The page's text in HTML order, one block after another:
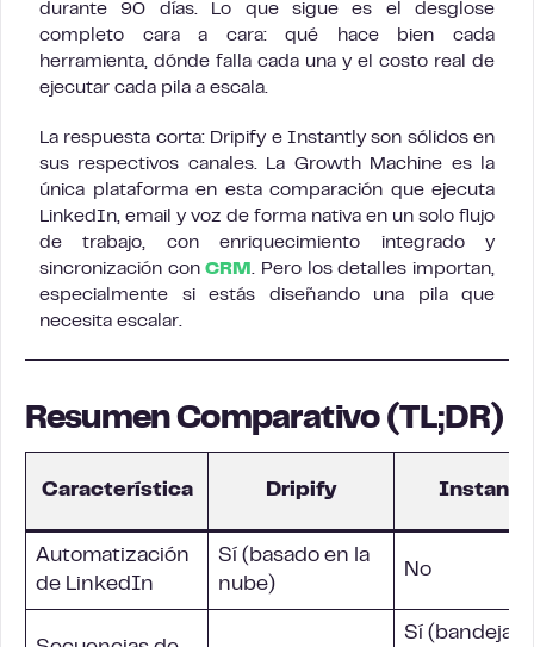
durante 90 días. Lo que sigue es el desglose
completo cara a cara: qué hace bien cada
herramienta, dónde falla cada una y el costo real de
ejecutar cada pila a escala.
La respuesta corta: Dripify e Instantly son sólidos en
sus respectivos canales. La Growth Machine es la
única plataforma en esta comparación que ejecuta
LinkedIn, email y voz de forma nativa en un solo flujo
de trabajo, con enriquecimiento integrado y
sincronización conCRM. Pero los detalles importan,
especialmente si estás diseñando una pila que
necesita escalar.
Resumen Comparativo (TL;DR)
Característica Dripify
Automatización
de LinkedIn
Sí (basado en la
nube)
No
Sí (bandejas